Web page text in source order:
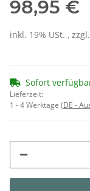
98,95 €
inkl. 19% USt. , zzgl.
Sofort
Lieferzeit:
1 - 4 Werktage (DE -